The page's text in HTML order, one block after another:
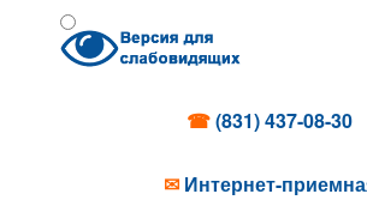
☎(831) 437-08-30
✉ Интернет-